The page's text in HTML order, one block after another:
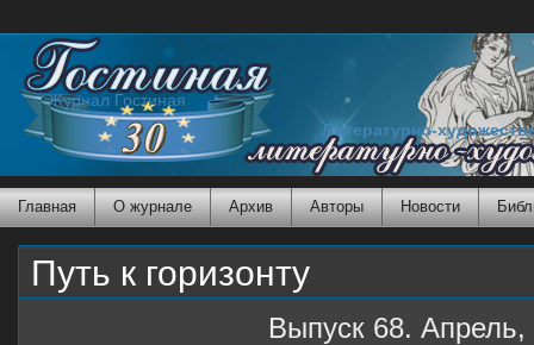
Журнал Гостиная
Литературно-
Главная О журнале Архив Авторы Новости
Путь к горизонту
Выпуск 68. Апрель,